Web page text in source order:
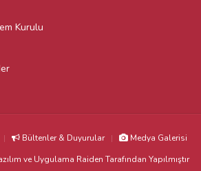
Kurulu
Bültenler & Duyurular
Medya Galerisi
ve Uygulama Raiden Tarafından Yapılmıştır